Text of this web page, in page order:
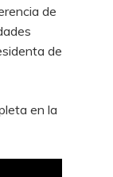
de
de
en la